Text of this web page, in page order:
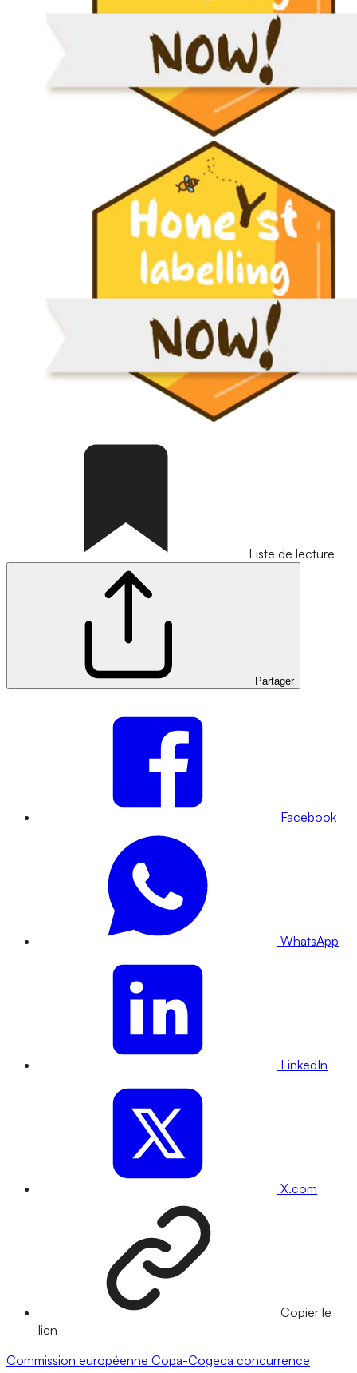
Liste de lecture
Partager
Facebook
WhatsApp
LinkedIn
X.com
Copier le
lien
Commission européenne Copa-Cogeca concurrence